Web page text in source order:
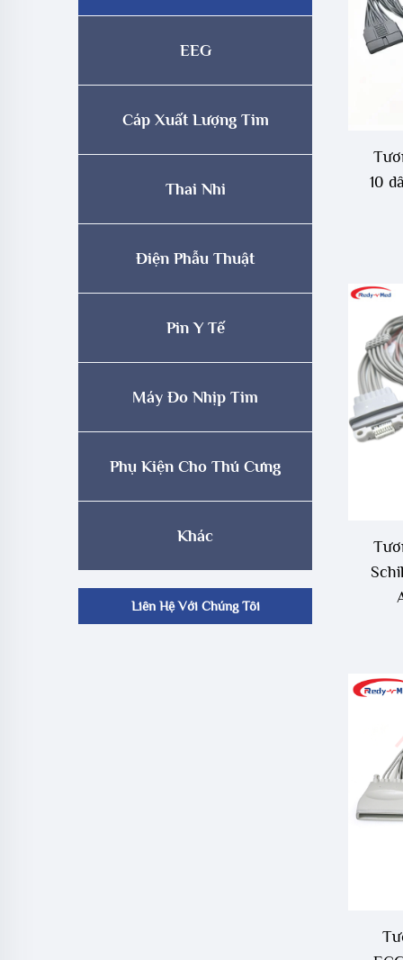
EEG
Cáp Xuất Lượng Tim
Thai Nhi
Điện Phẫu Thuật
Pin Y Tế
Máy Đo Nhịp Tim
Phụ Kiện Cho Thú Cưng
Khác
Liên Hệ Với Chúng Tôi
10